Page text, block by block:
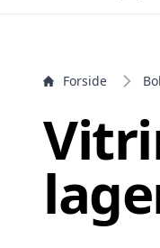
Forside